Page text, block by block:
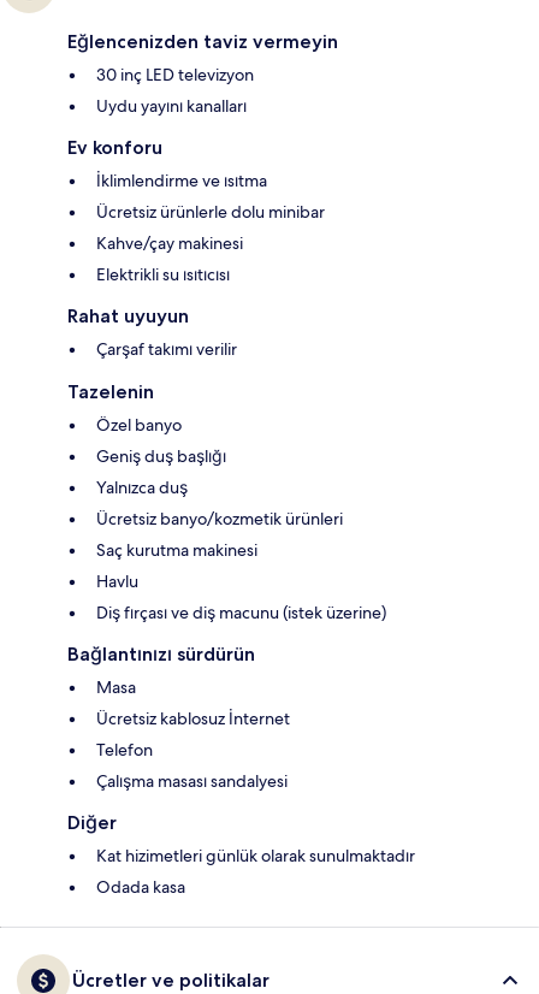
Eğlencenizden taviz vermeyin
30 inç LED televizyon
Uydu yayını kanalları
Ev konforu
İklimlendirme ve ısıtma
Ücretsiz ürünlerle dolu minibar
Kahve/çay makinesi
Elektrikli su ısıtıcısı
Rahat uyuyun
Çarşaf takımı verilir
Tazelenin
Özel banyo
Geniş duş başlığı
Yalnızca duş
Ücretsiz banyo/kozmetik ürünleri
Saç kurutma makinesi
Havlu
Diş fırçası ve diş macunu (istek üzerine)
Bağlantınızı sürdürün
Masa
Ücretsiz kablosuz İnternet
Telefon
Çalışma masası sandalyesi
Diğer
Kat hizimetleri günlük olarak sunulmaktadır
Odada kasa
Ücretler ve politikalar